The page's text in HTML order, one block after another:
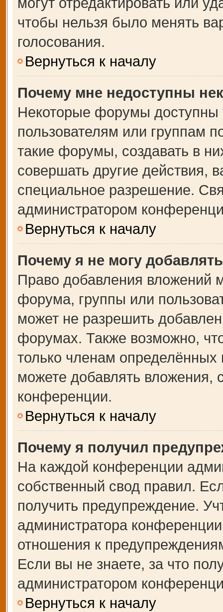
чтобы нельзя было менять
голосования.
Вернуться к началу
Почему мне недоступны
Некоторые форумы доступны
пользователям или группам
такие форумы, создавать в
совершать другие действия,
специальное разрешение.
администратором
Вернуться к началу
Почему я не могу
Право добавления вложений
форума, группы или
может не разрешить
форумах. Также возможно,
только членам
можете добавлять вложения,
конференции.
Вернуться к началу
Почему я получил
На каждой конференции
собственный свод правил.
получить предупреждение.
администратора
отношения к
Если вы не знаете, за что
администратором
Вернуться к началу